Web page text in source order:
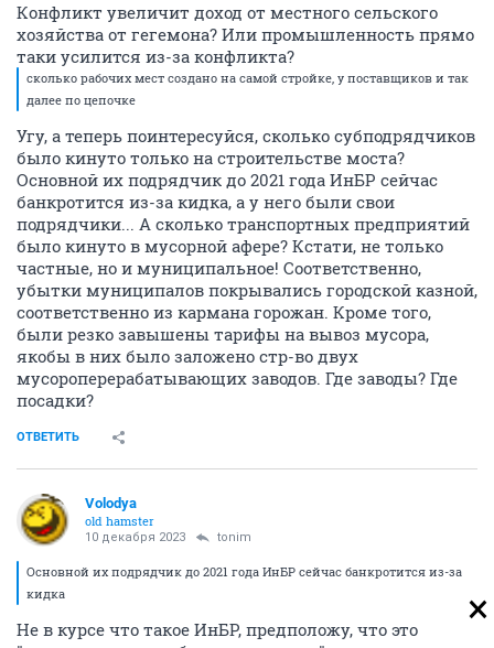
Конфликт увеличит доход от местного сельского
хозяйства от гегемона? Или промышленность прямо
таки усилится из-за конфликта?
сколько рабочих мест создано на самой стройке, у поставщиков и так
далее по цепочке
Угу, а теперь поинтересуйся, сколько субподрядчиков
было кинуто только на строительстве моста?
Основной их подрядчик до 2021 года ИнБР сейчас
банкротится из-за кидка, а у него были свои
подрядчики... А сколько транспортных предприятий
было кинуто в мусорной афере? Кстати, не только
частные, но и муниципальное! Соответственно,
убытки муниципалов покрывались городской казной,
соответственно из кармана горожан. Кроме того,
были резко завышены тарифы на вывоз мусора,
якобы в них было заложено стр-во двух
мусороперерабатывающих заводов. Где заводы? Где
посадки?
ОТВЕТИТЬ
Volodya
old hamster
10 декабря 2023 tonim
Основной их подрядчик до 2021 года ИнБР сейчас банкротится из-за
кидка
Не в курсе что такое ИнБР, предположу, что это